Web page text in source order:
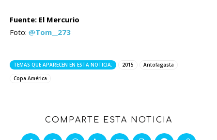
Fuente: El Mercurio
Foto: @Tom__273
TEMAS QUE APARECEN EN ESTA NOTICIA: 2015
Antofagasta
Copa América
COMPARTE ESTA NOTICIA